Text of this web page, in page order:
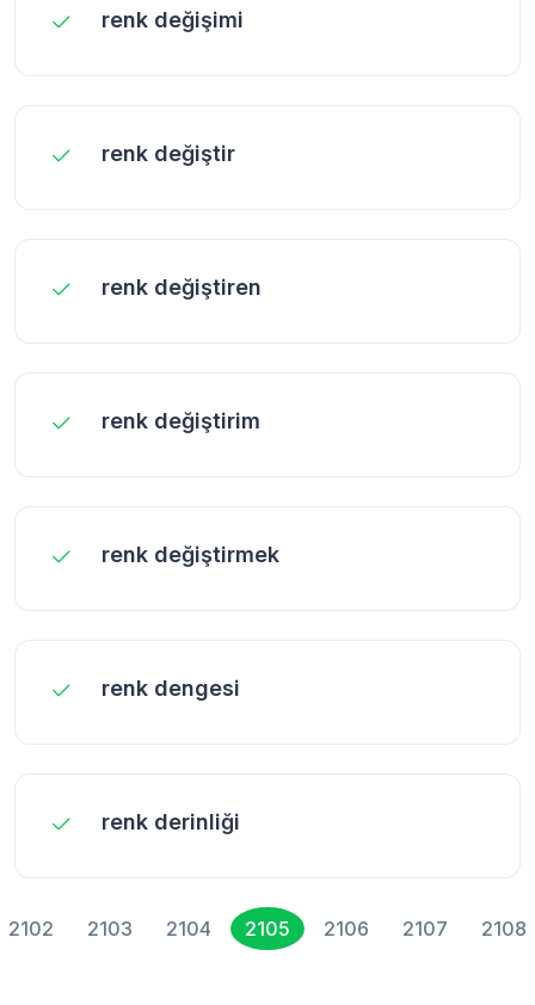
renk değişimi
renk değiştir
renk değiştiren
renk değiştirim
renk değiştirmek
renk dengesi
renk derinliği
2102 2103 2104 2105 2106 2107 2108